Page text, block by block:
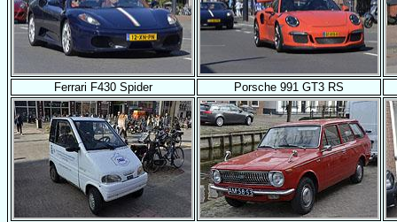
Ferrari F430 Spider Porsche 991 GT3 RS